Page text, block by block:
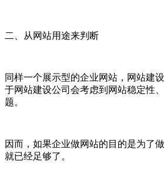
二、从网站用途来判断
同样一个展示型的企业网站，网站建
于网站建设公司会考虑到网站稳定性
题。
因而，如果企业做网站的目的是为了
就已经足够了。